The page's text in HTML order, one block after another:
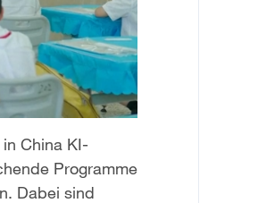
China KI-
Programme
Dabei sind